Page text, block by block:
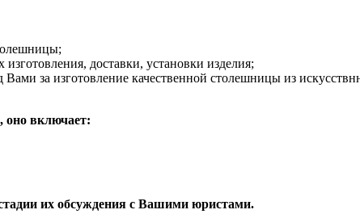
доставки, установки изделия;
Вами за изготовление качественной столешницы из
оно включает:
их обсуждения с Вашими юристами.